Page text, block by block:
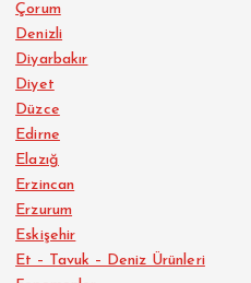
Çorum
Denizli
Diyarbakır
Diyet
Düzce
Edirne
Elazığ
Erzincan
Erzurum
Eskişehir
Et – Tavuk – Deniz Ürünleri